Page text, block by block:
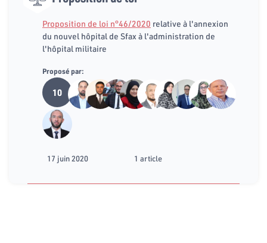
Proposition de loi n°46/2020 relative à l'annexion
du nouvel hôpital de Sfax à l'administration de
l'hôpital militaire
Proposé par:
10
17 juin 2020 1 article